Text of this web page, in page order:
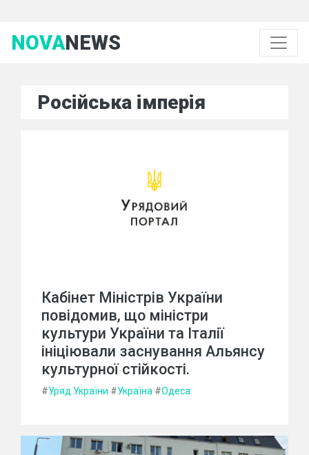
NOVANEWS
Російська імперія
Кабінет Міністрів України
повідомив, що міністри
культури України та Італії
ініціювали заснування Альянсу
культурної стійкості.
#Уряд України #Україна #Одеса